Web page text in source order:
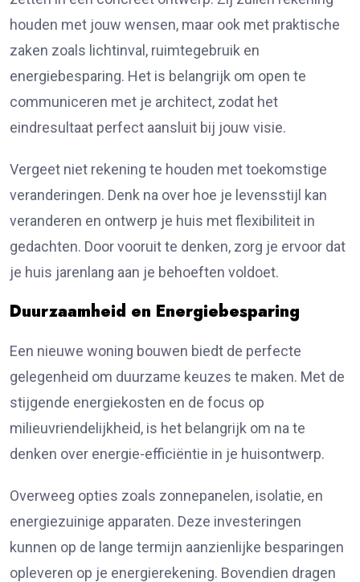
houden met jouw wensen, maar ook met praktische
zaken zoals lichtinval, ruimtegebruik en
energiebesparing. Het is belangrijk om open te
communiceren met je architect, zodat het
eindresultaat perfect aansluit bij jouw visie.
Vergeet niet rekening te houden met toekomstige
veranderingen. Denk na over hoe je levensstijl kan
veranderen en ontwerp je huis met flexibiliteit in
gedachten. Door vooruit te denken, zorg je ervoor dat
je huis jarenlang aan je behoeften voldoet.
Duurzaamheid en Energiebesparing
Een nieuwe woning bouwen biedt de perfecte
gelegenheid om duurzame keuzes te maken. Met de
stijgende energiekosten en de focus op
milieuvriendelijkheid, is het belangrijk om na te
denken over energie-efficiëntie in je huisontwerp.
Overweeg opties zoals zonnepanelen, isolatie, en
energiezuinige apparaten. Deze investeringen
kunnen op de lange termijn aanzienlijke besparingen
opleveren op je energierekening. Bovendien dragen